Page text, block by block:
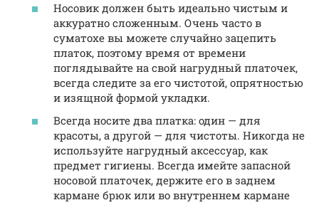
Носовик должен быть идеально чистым и
аккуратно сложенным. Очень часто в
суматохе вы можете случайно зацепить
платок, поэтому время от времени
поглядывайте на свой нагрудный платочек,
всегда следите за его чистотой, опрятностью
и изящной формой укладки.
Всегда носите два платка: один — для
красоты, а другой — для чистоты. Никогда не
используйте нагрудный аксессуар, как
предмет гигиены. Всегда имейте запасной
носовой платочек, держите его в заднем
кармане брюк или во внутреннем кармане